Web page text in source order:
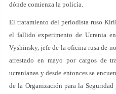
dónde comienza la policía.
El tratamiento del periodista ruso
el fallido experimento de Ucrania
Vyshinsky, jefe de la oficina rusa de
arrestado en mayo por cargos de
ucranianas y desde entonces se
de la Organización para la